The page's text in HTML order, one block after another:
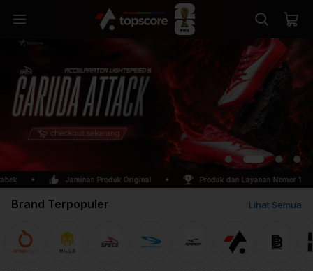
Jaminan Produk Original Produk dan Layanan Nomor 1
Lihat Semua
Brand Terpopuler